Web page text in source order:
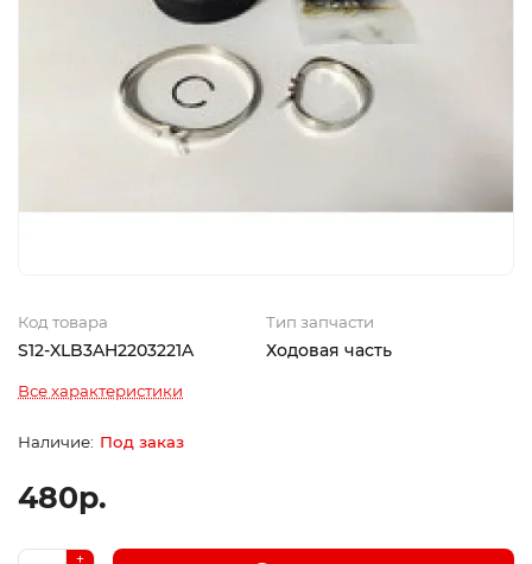
Код товара
S12-XLB3AH2203221A
Тип запчасти
Ходовая часть
Все характеристики
Под заказ
480р.